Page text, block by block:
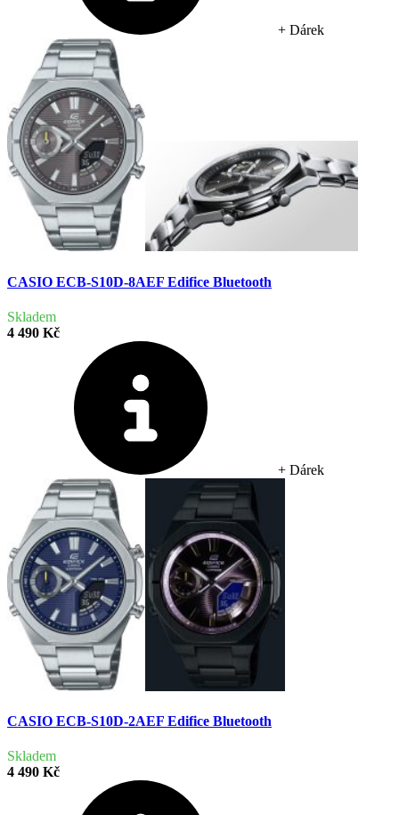
+ Dárek
CASIO ECB-S10D-8AEF Edifice Bluetooth
Skladem
4 490 Kč
+ Dárek
CASIO ECB-S10D-2AEF Edifice Bluetooth
Skladem
4 490 Kč